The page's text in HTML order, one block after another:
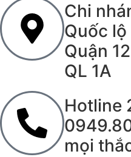
Chi
Quốc lộ
Quận
QL 1A
Hotline
mọi